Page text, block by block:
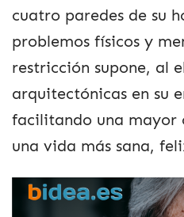
cuatro paredes de su
problemos físicos y
restricción supone, al
arquitectónicas en su
facilitando una mayor
una vida más sana,